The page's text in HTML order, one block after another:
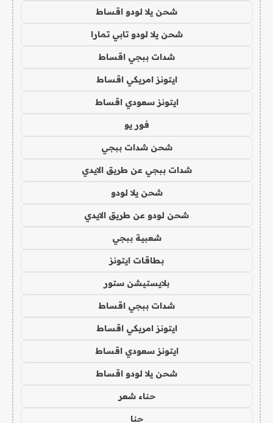
شحن يلا لودو اقساط
شحن يلا لودو تابي تمارا
شدات ببجي اقساط
ايتونز امريكي اقساط
ايتونز سعودي اقساط
فور يو
شحن شدات ببجي
شدات ببجي عن طريق الايدي
شحن يلا لودو
شحن لودو عن طريق الايدي
شعبية ببجي
بطاقات ايتونز
بلايستيشن ستور
شدات ببجي اقساط
ايتونز امريكي اقساط
ايتونز سعودي اقساط
شحن يلا لودو اقساط
حناء شعر
حنا